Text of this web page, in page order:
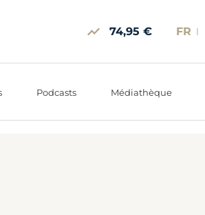
74,95 € FR
Podcasts Médiathèque